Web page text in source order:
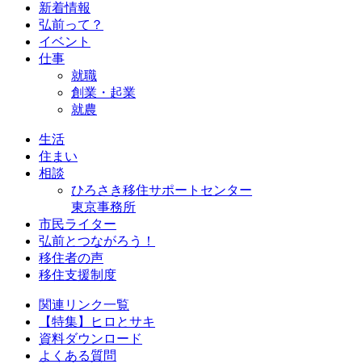
新着情報
弘前って？
イベント
仕事
就職
創業・起業
就農
生活
住まい
相談
ひろさき移住サポートセンター
東京事務所
市民ライター
弘前とつながろう！
移住者の声
移住支援制度
関連リンク一覧
【特集】ヒロとサキ
資料ダウンロード
よくある質問